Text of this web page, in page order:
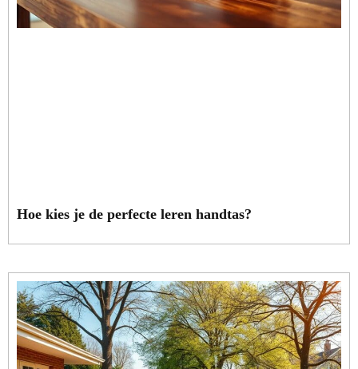
Hoe kies je de perfecte leren handtas?